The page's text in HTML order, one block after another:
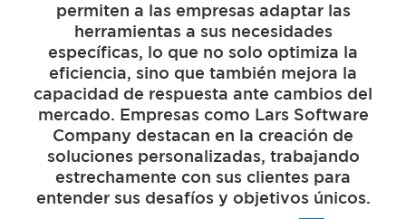
permiten a las empresas adaptar las
herramientas a sus necesidades
específicas, lo que no solo optimiza la
eficiencia, sino que también mejora la
capacidad de respuesta ante cambios del
mercado. Empresas como Lars Software
Company destacan en la creación de
soluciones personalizadas, trabajando
estrechamente con sus clientes para
entender sus desafíos y objetivos únicos.